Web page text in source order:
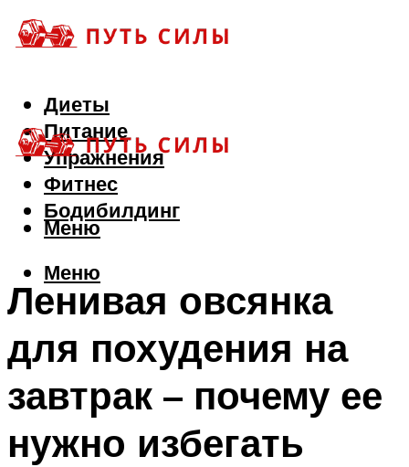
Диеты
Питание
Упражнения
Фитнес
Бодибилдинг
Меню
Меню
Ленивая овсянка
для похудения на
завтрак – почему ее
нужно избегать